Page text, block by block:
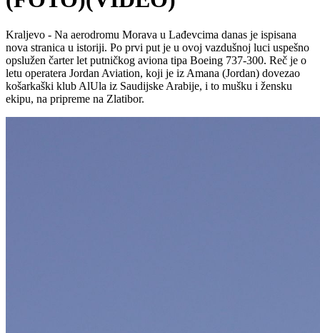
Kraljevo - Na aerodromu Morava u Lađevcima danas je ispisana
nova stranica u istoriji. Po prvi put je u ovoj vazdušnoj luci uspešno
opslužen čarter let putničkog aviona tipa Boeing 737-300. Reč je o
letu operatera Jordan Aviation, koji je iz Amana (Jordan) dovezao
košarkaški klub AlUla iz Saudijske Arabije, i to mušku i žensku
ekipu, na pripreme na Zlatibor.